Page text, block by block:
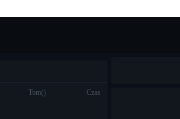
Tom() Czas